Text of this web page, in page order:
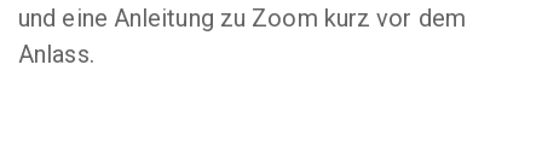
und eine Anleitung zu Zoom kurz vor dem
Anlass.